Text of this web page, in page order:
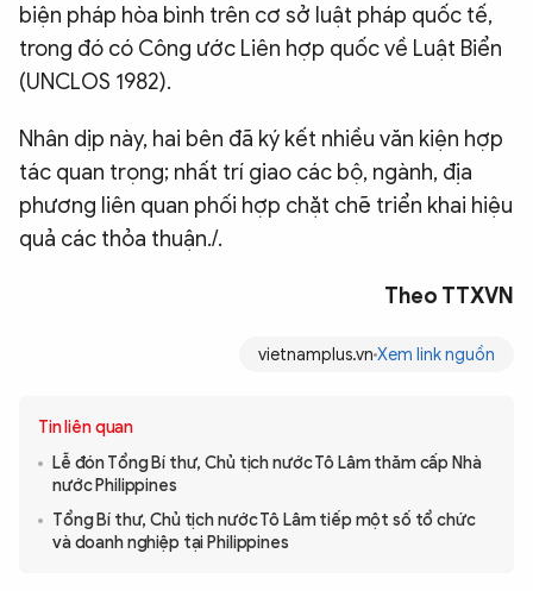
biện pháp hòa bình trên cơ sở luật pháp quốc tế,
trong đó có Công ước Liên hợp quốc về Luật Biển
(UNCLOS 1982).
Nhân dịp này, hai bên đã ký kết nhiều văn kiện hợp
tác quan trọng; nhất trí giao các bộ, ngành, địa
phương liên quan phối hợp chặt chẽ triển khai hiệu
quả các thỏa thuận./.
Theo TTXVN
vietnamplus.vn Xem link nguồn
Tin liên quan
Lễ đón Tổng Bí thư, Chủ tịch nước Tô Lâm thăm cấp Nhà
nước Philippines
Tổng Bí thư, Chủ tịch nước Tô Lâm tiếp một số tổ chức
và doanh nghiệp tại Philippines